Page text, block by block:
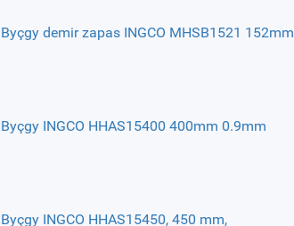
Byçgy demir zapas INGCO MHSB1521 152mm
Byçgy INGCO HHAS15400 400mm 0.9mm
Byçgy INGCO HHAS15450, 450 mm,